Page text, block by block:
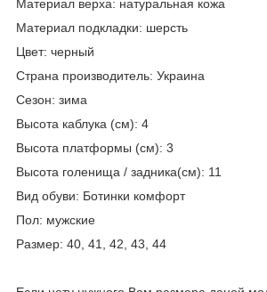
Материал верха: натуральная кожа
Материал подкладки: шерсть
Цвет: черный
Страна производитель: Украина
Сезон: зима
Высота каблука (см): 4
Высота платформы (см): 3
Высота голенища / задника(см): 11
Вид обуви: Ботинки комфорт
Пол: мужские
Размер: 40, 41, 42, 43, 44